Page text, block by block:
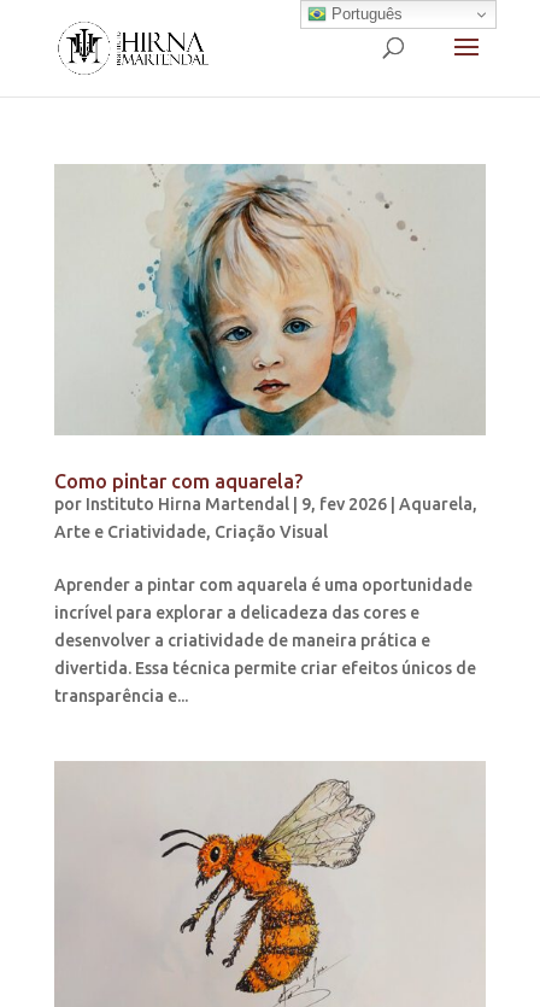
Como pintar com aquarela?
por Instituto Hirna Martendal| 9, fev 2026| Aquarela,
Arte e Criatividade, Criação Visual
Aprender a pintar com aquarela é uma oportunidade
incrível para explorar a delicadeza das cores e
desenvolver a criatividade de maneira prática e
divertida. Essa técnica permite criar efeitos únicos de
transparência e...
Português